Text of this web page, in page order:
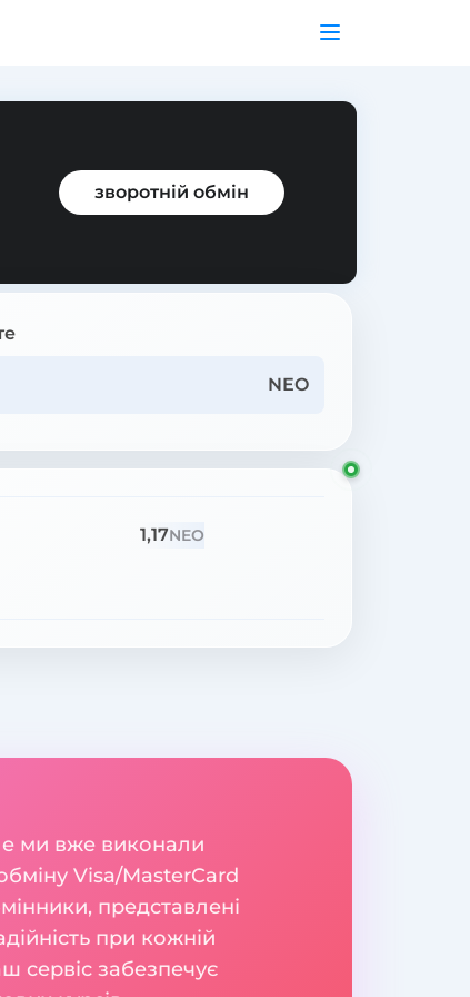
зворотній обмін
NEO
1,17NEO
ми вже виконали
Visa/MasterCard
представлені
при кожній
сервіс забезпечує